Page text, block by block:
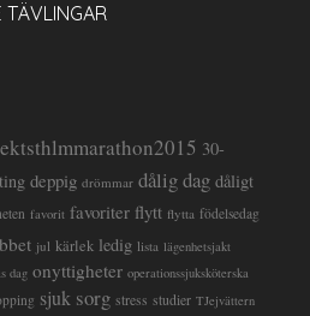
TÄVLINGAR
30-
deppig drömmar dålig dag dåligt
favorit favoriter flytt flytta födelsedag
jul kärlek ledig lista lägenhetsjakt
dag onyttigheter operationssjuksköterska
sjuk sorg stress studier TJejvättern